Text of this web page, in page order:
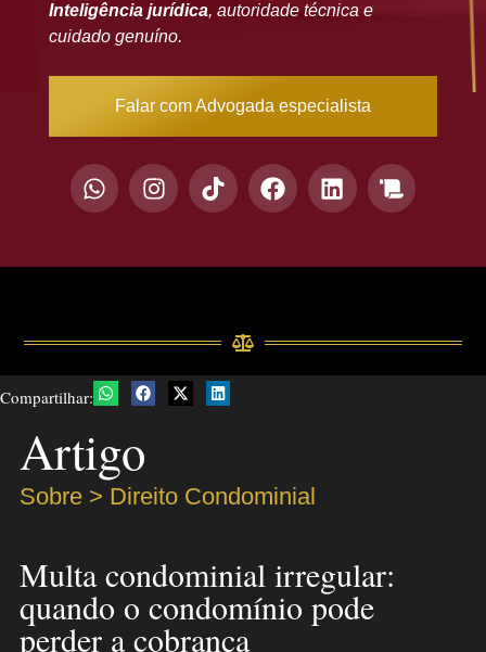
Inteligência jurídica, autoridade técnica e
cuidado genuíno.
Falar com Advogada especialista
Compartilhar:
Artigo
Sobre > Direito Condominial
Multa condominial irregular:
quando o condomínio pode
perder a cobrança